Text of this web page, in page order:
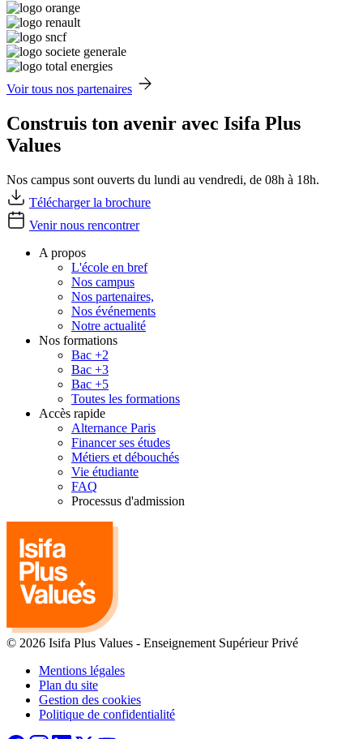
Voir tous nos partenaires
Construis ton avenir avec Isifa Plus
Values
Nos campus sont ouverts du lundi au vendredi, de 08h à 18h.
Télécharger la brochure
Venir nous rencontrer
A propos
L'école en bref
Nos campus
Nos partenaires,
Nos événements
Notre actualité
Nos formations
Bac +2
Bac +3
Bac +5
Toutes les formations
Accès rapide
Alternance Paris
Financer ses études
Métiers et débouchés
Vie étudiante
FAQ
Processus d'admission
© 2026 Isifa Plus Values - Enseignement Supérieur Privé
Mentions légales
Plan du site
Gestion des cookies
Politique de confidentialité